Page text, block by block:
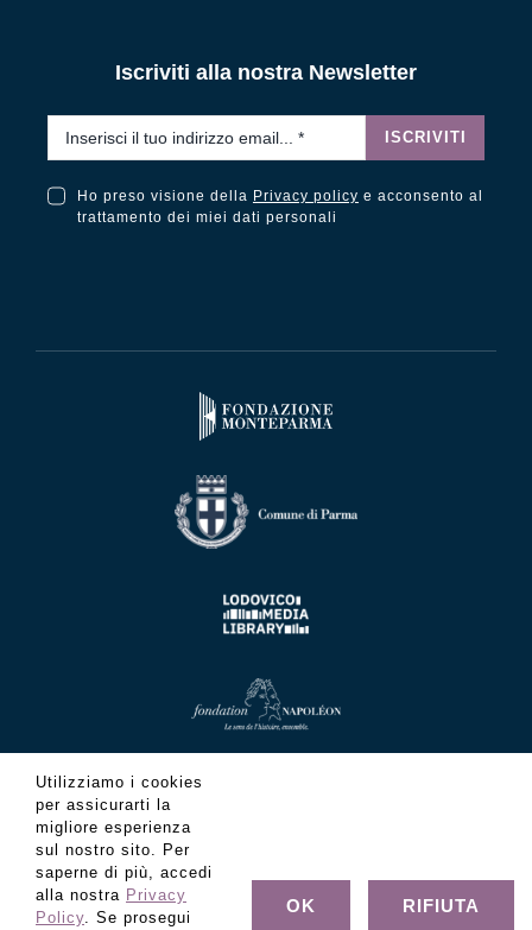
Iscriviti alla nostra Newsletter
ISCRIVITI
Ho preso visione della Privacy policy e acconsento al
trattamento dei miei dati personali
Utilizziamo i cookies
per assicurarti la
migliore esperienza
sul nostro sito. Per
saperne di più, accedi
alla nostra Privacy
Policy. Se prosegui
OK RIFIUTA